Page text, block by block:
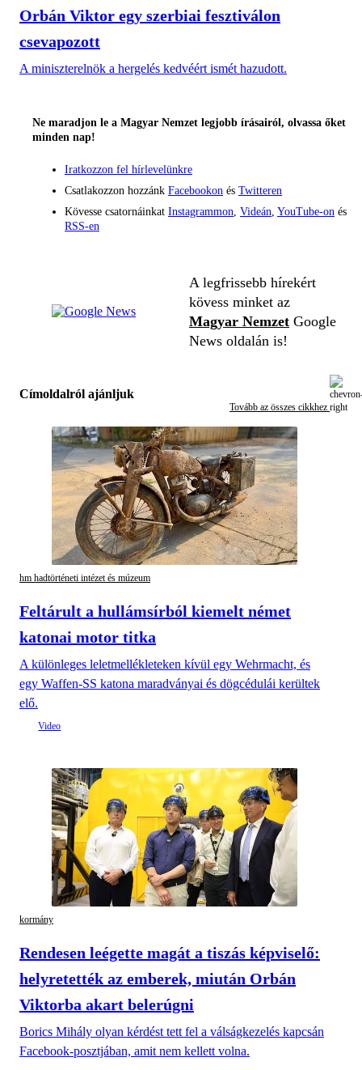
Orbán Viktor egy szerbiai fesztiválon
csevapozott
A miniszterelnök a hergelés kedvéért ismét hazudott.
Ne maradjon le a Magyar Nemzet legjobb írásairól, olvassa őket
minden nap!
Iratkozzon fel hírlevelünkre
Csatlakozzon hozzánk Facebookon és Twitteren
Kövesse csatornáinkat Instagrammon Videán YouTube-on és
RSS-en
A legfrissebb hírekért
kövess minket az
Magyar Nemzet Google
News oldalán is!
Címoldalról ajánljuk
Tovább az összes cikkhez
hm hadtörténeti intézet és múzeum
Feltárult a hullámsírból kiemelt német
katonai motor titka
A különleges leletmellékleteken kívül egy Wehrmacht, és
egy Waffen-SS katona maradványai és dögcédulái kerültek
elő.
kormány
Rendesen leégette magát a tiszás képviselő:
helyretették az emberek, miután Orbán
Viktorba akart belerúgni
Borics Mihály olyan kérdést tett fel a válságkezelés kapcsán
Facebook-posztjában, amit nem kellett volna.